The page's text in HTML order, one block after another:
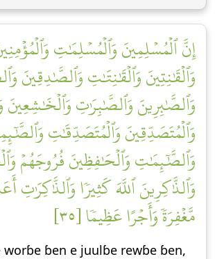
إِنَّ ٱلۡمُسۡلِمِينَ وَٱلۡمُسۡلِمَٰتِ
وَٱلۡقَٰنِتِينَ وَٱلۡقَٰنِتَٰتِ وَٱلصَّٰدِقِينَ
وَٱلصَّٰبِرِينَ وَٱلصَّٰبِرَٰتِ
وَٱلۡمُتَصَدِّقِينَ وَٱلۡمُتَصَدِّقَٰتِ
وَٱلصَّٰٓئِمَٰتِ وَٱلۡحَٰفِظِينَ فُرُوجَهُمۡ
وَٱلذَّٰكِرِينَ ٱللَّهَ كَثِيرٗا وَٱلذَّٰكِرَٰتِ
مَّغۡفِرَةٗ وَأَجۡرًا عَظِيمٗا [٣٥]
ɓen e juulɓe rewɓe ɓen,